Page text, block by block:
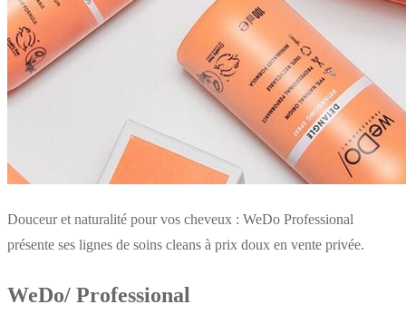
Douceur et naturalité pour vos cheveux : WeDo Professional
présente ses lignes de soins cleans à prix doux en vente privée.
WeDo/ Professional